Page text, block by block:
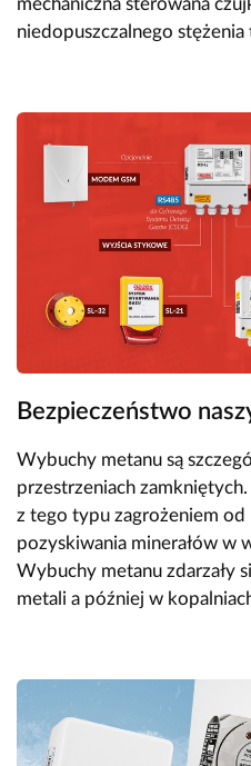
niedopuszczalnego
Bezpieczeństwo
Wybuchy metanu są
przestrzeniach
z tego typu zagrożeniem
pozyskiwania minerałów w
Wybuchy metanu zdarzały
metali a później w